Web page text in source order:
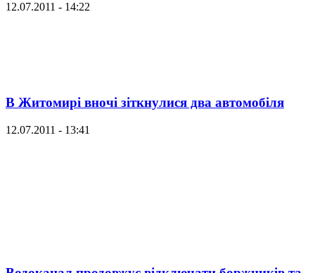
12.07.2011 - 14:22
В Житомирі вночі зіткнулися два автомобіля
12.07.2011 - 13:41